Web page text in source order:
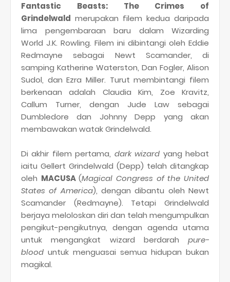
Fantastic Beasts: The Crimes of
Grindelwald merupakan filem kedua daripada
lima pengembaraan baru dalam Wizarding
World J.K. Rowling. Filem ini dibintangi oleh Eddie
Redmayne sebagai Newt Scamander, di
samping Katherine Waterston, Dan Fogler, Alison
Sudol, dan Ezra Miller. Turut membintangi filem
berkenaan adalah Claudia Kim, Zoe Kravitz,
Callum Turner, dengan Jude Law sebagai
Dumbledore dan Johnny Depp yang akan
membawakan watak Grindelwald.
Di akhir filem pertama, dark wizard yang hebat
iaitu Gellert Grindelwald (Depp) telah ditangkap
oleh MACUSA(Magical Congress of the United
States of America), dengan dibantu oleh Newt
Scamander (Redmayne). Tetapi Grindelwald
berjaya meloloskan diri dan telah mengumpulkan
pengikut-pengikutnya, dengan agenda utama
untuk mengangkat wizard berdarah pure-
blood untuk menguasai semua hidupan bukan
magikal.